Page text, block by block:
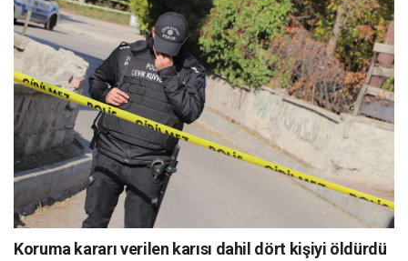
Koruma kararı verilen karısı dahil dört kişiyi öldürdü